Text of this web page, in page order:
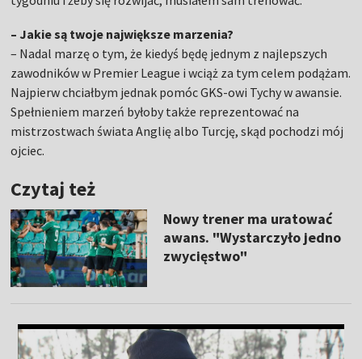
– Jakie są twoje największe marzenia?
– Nadal marzę o tym, że kiedyś będę jednym z najlepszych
zawodników w Premier League i wciąż za tym celem podążam.
Najpierw chciałbym jednak pomóc GKS-owi Tychy w awansie.
Spełnieniem marzeń byłoby także reprezentować na
mistrzostwach świata Anglię albo Turcję, skąd pochodzi mój
ojciec.
Czytaj też
Nowy trener ma uratować
awans. "Wystarczyło jedno
zwycięstwo"